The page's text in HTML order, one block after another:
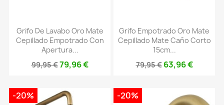
Grifo De Lavabo Oro Mate
Cepillado Empotrado Con
Apertura...
99,95 €79,96 €
Grifo Empotrado Oro Mate
Cepillado Mate Caño Corto
15cm...
79,95 € 63,96 €
-20% -20%